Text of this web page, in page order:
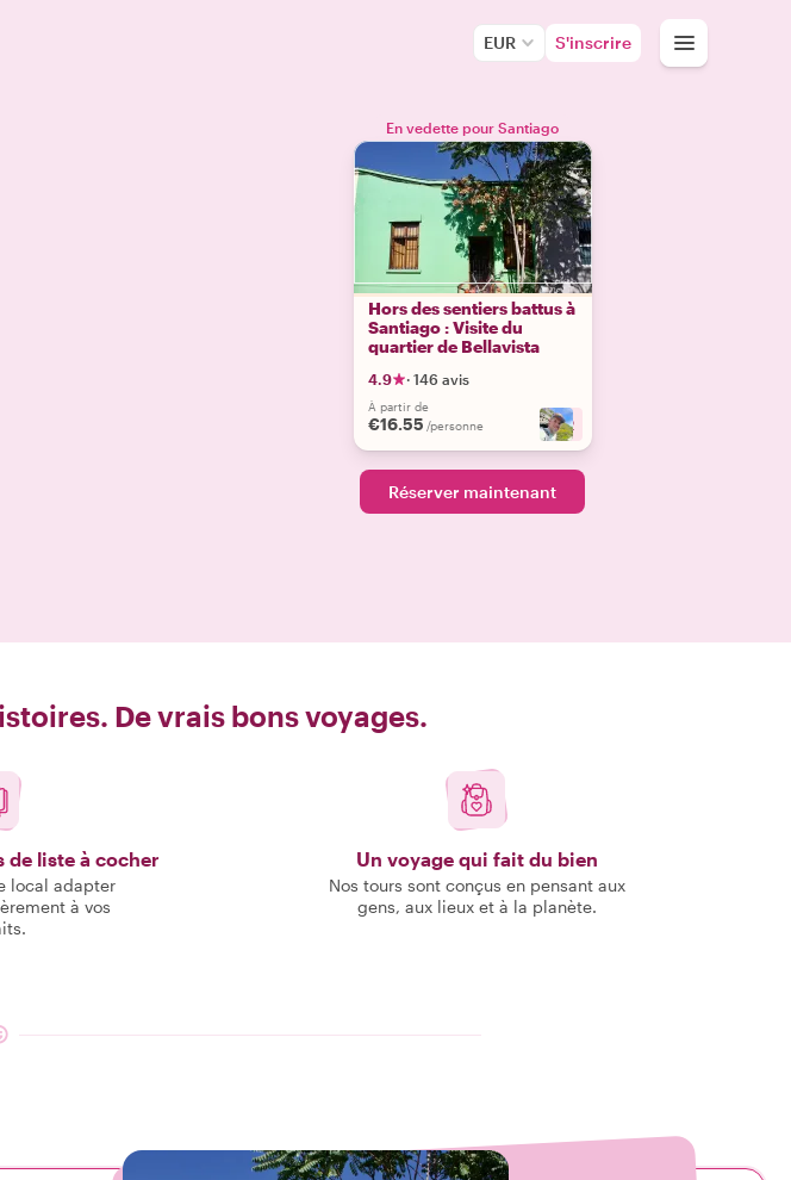
EUR S'inscrire
En vedette pour Santiago
Hors des sentiers battus à
Santiago : Visite du
quartier de Bellavista
4.9 · 146 avis
À partir de
€16.55 /personne +2
Réserver maintenant
De vrais bons voyages.
de liste à cocher
local adapter
à vos
Un voyage qui fait du bien
Nos tours sont conçus en pensant aux
gens, aux lieux et à la planète.